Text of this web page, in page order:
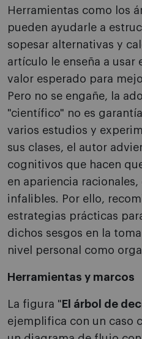
Herramientas como los
pueden ayudarle a
sopesar alternativas y
artículo le enseña a usar
valor esperado para
Pero no se engañe, la
"científico" no es
varios estudios y
sus clases, el autor
cognitivos que hacen
en apariencia
infalibles. Por ello,
estrategias prácticas
dichos sesgos en la
nivel personal como
Herramientas y marcos
La figura " El árbol de
ejemplifica con un caso